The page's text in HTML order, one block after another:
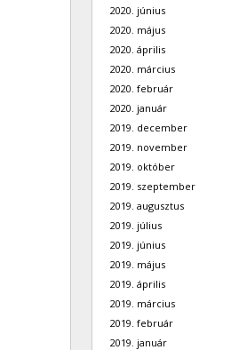
2020. június
2020. május
2020. április
2020. március
2020. február
2020. január
2019. december
2019. november
2019. október
2019. szeptember
2019. augusztus
2019. július
2019. június
2019. május
2019. április
2019. március
2019. február
2019. január